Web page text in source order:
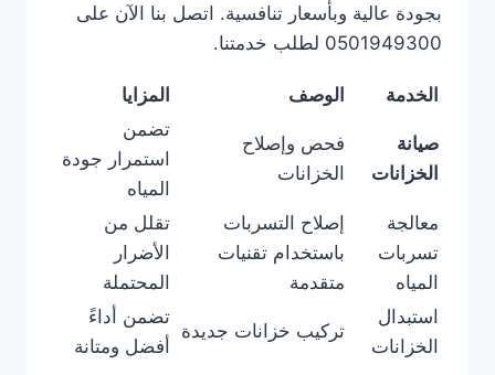
بجودة عالية وبأسعار تنافسية. اتصل بنا الآن على
0501949300 لطلب خدمتنا.
الخدمة الوصف المزايا
صيانة
الخزانات
فحص وإصلاح
الخزانات
تضمن
استمرار جودة
المياه
معالجة
تسربات
المياه
إصلاح التسربات
باستخدام تقنيات
متقدمة
تقلل من
الأضرار
المحتملة
استبدال
الخزانات
تركيب خزانات جديدة
تضمن أداءً
أفضل ومتانة